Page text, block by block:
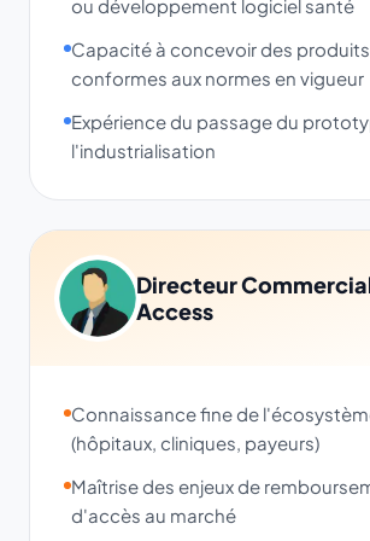
ou développement logiciel santé
Capacité à concevoir des
conformes aux normes en vigueur
Expérience du passage du
l'industrialisation
Directeur
Access
Connaissance fine de
(hôpitaux, cliniques, payeurs)
Maîtrise des enjeux de
d'accès au marché